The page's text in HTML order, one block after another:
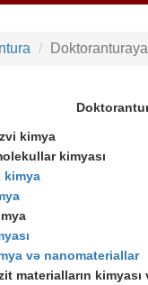
kimya
kimyası
kimya
və nanomateriallar
materialların